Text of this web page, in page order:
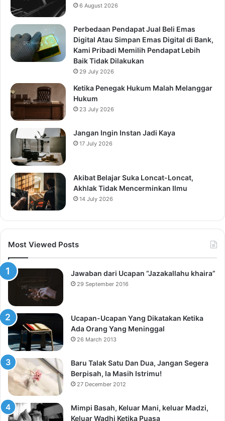
6 August 2026
Perbedaan Pendapat Jual Beli Emas
Digital Atau Simpan Emas Digital di Bank,
Kami Pribadi Memilih Pendapat Lebih
Baik Tidak Dilakukan
29 July 2026
Ketika Penegak Hukum Malah Melanggar
Hukum
23 July 2026
Jangan Ingin Instan Jadi Kaya
17 July 2026
Akibat Belajar Suka Loncat-Loncat,
Akhlak Tidak Mencerminkan Ilmu
14 July 2026
Most Viewed Posts
Jawaban dari Ucapan “Jazakallahu khaira”
29 September 2016
Ucapan-Ucapan Yang Dikatakan Ketika
Ada Orang Yang Meninggal
26 March 2013
Baru Talak Satu Dan Dua, Jangan Segera
Berpisah, Ia Masih Istrimu!
27 December 2012
Mimpi Basah, Keluar Mani, keluar Madzi,
Keluar Wadhi Ketika Puasa